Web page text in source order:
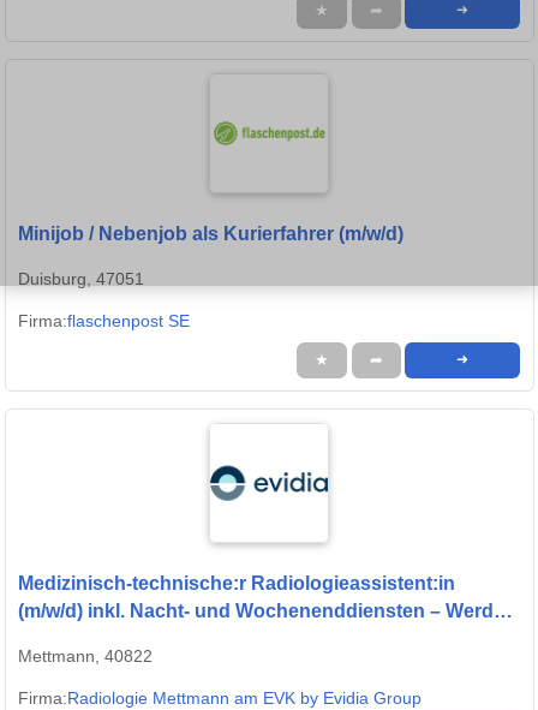
★ ➦ ➜
Minijob / Nebenjob als Kurierfahrer (m/w/d)
Duisburg, 47051
Firma:flaschenpost SE
★ ➦ ➜
Medizinisch-technische:r Radiologieassistent:in
(m/w/d) inkl. Nacht- und Wochenenddiensten – Werde
Mettmann, 40822
Firma:Radiologie Mettmann am EVK by Evidia Group